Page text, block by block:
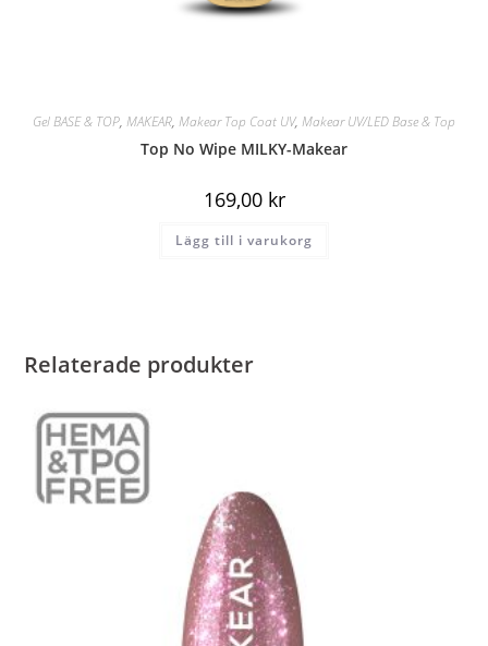
Gel BASE & TOP, MAKEAR, Makear Top Coat UV, Makear UV/LED Base & Top
Top No Wipe MILKY-Makear
169,00 kr
Lägg till i varukorg
Relaterade produkter